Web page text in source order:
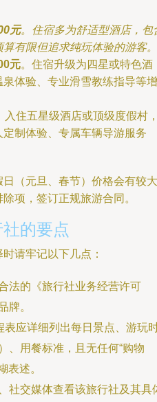
元。住宿多为舒适型酒店，包
有限但追求纯玩体验的游客。
元。住宿升级为四星或特色酒
体验、专业滑雪教练指导等增
入住五星级酒店或顶级度假村
制体验、专属车辆导游服务
日（元旦、春节）价格会有较大
项，签订正规旅游合同。
的要点
请牢记以下几点：
法的《旅行社业务经营许可
牌。
表应详细列出每日景点、游玩
、用餐标准，且无任何“购物
表述。
社交媒体查看该旅行社及其具